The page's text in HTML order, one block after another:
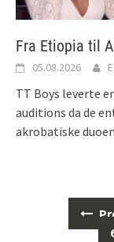
Fra Etiopia til
05.08.2026
TT Boys leverte
auditions da de
akrobatiske
navigation